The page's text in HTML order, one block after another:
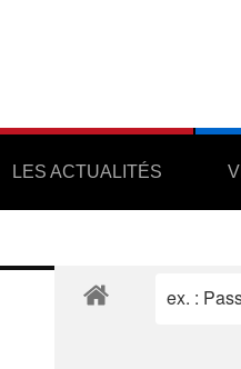
LES ACTUALITÉS